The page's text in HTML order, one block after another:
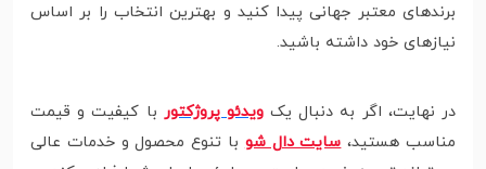
برندهای معتبر جهانی پیدا کنید و بهترین انتخاب را بر اساس
نیازهای خود داشته باشید.
در نهایت، اگر به دنبال یکویدئو پروژکتور با کیفیت و قیمت
مناسب هستید،سایت دال شوبا تنوع محصول و خدمات عالی